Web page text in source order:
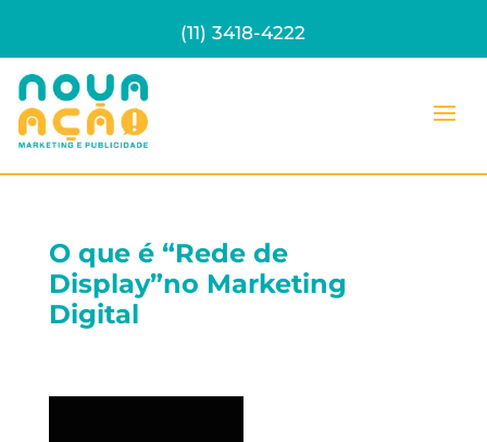
(11) 3418-4222
O que é “Rede de
Display”no Marketing
Digital